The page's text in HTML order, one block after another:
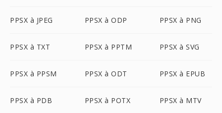
PPSX à JPEG PPSX à ODP PPSX à PNG
PPSX à TXT PPSX à PPTM PPSX à SVG
PPSX à PPSM PPSX à ODT PPSX à EPUB
PPSX à PDB PPSX à POTX PPSX à MTV